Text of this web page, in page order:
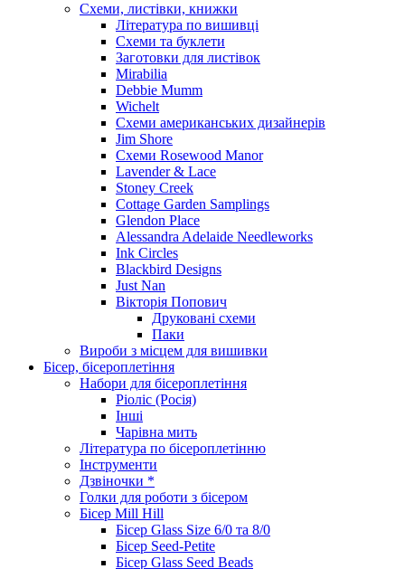
Схеми, листівки, книжки
Література по вишивці
Схеми та буклети
Заготовки для листівок
Mirabilia
Debbie Mumm
Wichelt
Схеми американських дизайнерів
Jim Shore
Cхеми Rosewood Manor
Lavender & Lace
Stoney Creek
Cottage Garden Samplings
Glendon Place
Alessandra Adelaide Needleworks
Ink Circles
Blackbird Designs
Just Nan
Вікторія Попович
Друковані схеми
Паки
Вироби з місцем для вишивки
Бісер, бісероплетіння
Набори для бісероплетіння
Ріоліс (Росія)
Інші
Чарівна мить
Література по бісероплетінню
Інструменти
Дзвіночки *
Голки для роботи з бісером
Бісер Mill Hill
Бісер Glass Size 6/0 та 8/0
Бісер Seed-Petite
Бісер Glass Seed Beads